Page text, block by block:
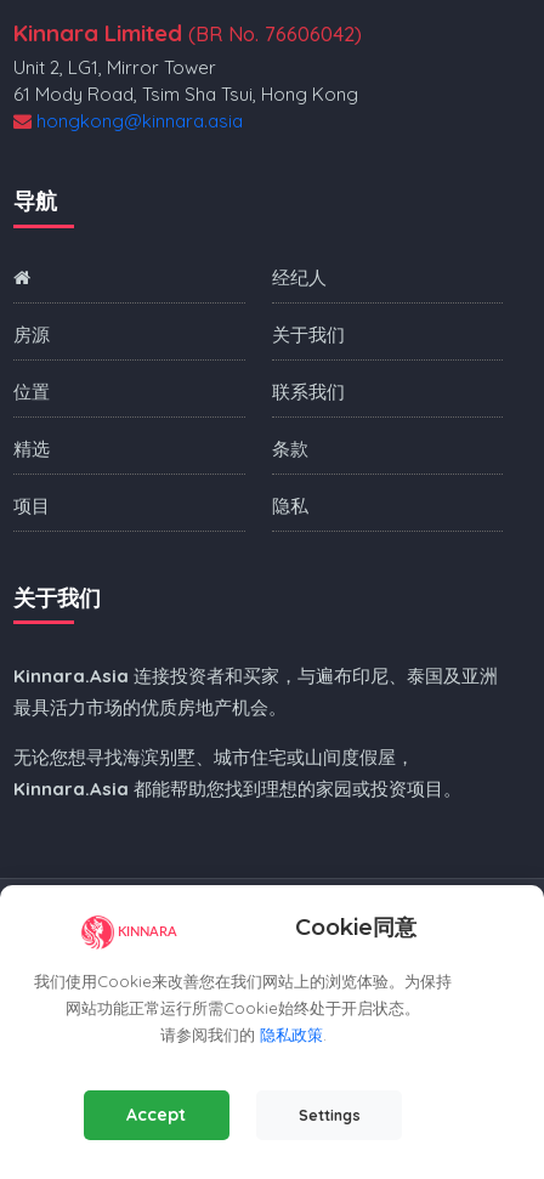
Cookie同意
我们使用Cookie来改善您在我们网站上的浏览体验。为保持
网站功能正常运行所需Cookie始终处于开启状态。
请参阅我们的 隐私政策.
Essential Cookies(Always Active)
Required for the website to function properly.
Accept Settings
Kinnara Limited (BR No. 76606042)
Unit 2, LG1, Mirror Tower
61 Mody Road, Tsim Sha Tsui, Hong Kong
hongkong@kinnara.asia
导航
房源
位置
精选
项目
经纪人
关于我们
联系我们
条款
隐私
关于我们
Kinnara.Asia 连接投资者和买家，与遍布印尼、泰国及亚洲
最具活力市场的优质房地产机会。
无论您想寻找海滨别墅、城市住宅或山间度假屋，
Kinnara.Asia 都能帮助您找到理想的家园或投资项目。
Regional Offices
Kinnara Limited - Thailand
58, 9 Lagoon Rd, Choeng Thale
Thalang District, Phuket, 83110, Thailand
thailand@kinnara.asia
Kinnara Limited - Indonesia